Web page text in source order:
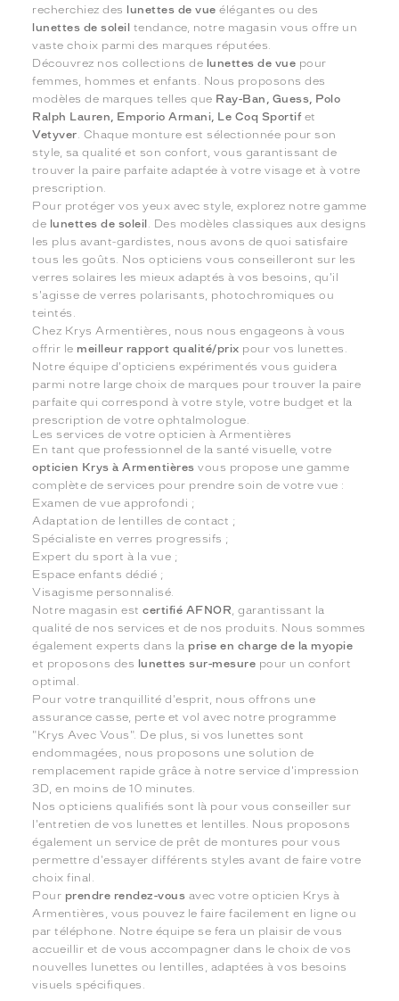
recherchiez des lunettes de vue élégantes ou des
lunettes de soleil tendance, notre magasin vous offre un
vaste choix parmi des marques réputées.
Découvrez nos collections de lunettes de vue pour
femmes, hommes et enfants. Nous proposons des
modèles de marques telles que Ray-Ban, Guess, Polo
Ralph Lauren, Emporio Armani, Le Coq Sportifet
Vetyver . Chaque monture est sélectionnée pour son
style, sa qualité et son confort, vous garantissant de
trouver la paire parfaite adaptée à votre visage et à votre
prescription.
Pour protéger vos yeux avec style, explorez notre gamme
de lunettes de soleil . Des modèles classiques aux designs
les plus avant-gardistes, nous avons de quoi satisfaire
tous les goûts. Nos opticiens vous conseilleront sur les
verres solaires les mieux adaptés à vos besoins, qu'il
s'agisse de verres polarisants, photochromiques ou
teintés.
Chez Krys Armentières, nous nous engageons à vous
offrir le meilleur rapport qualité/prix pour vos lunettes.
Notre équipe d'opticiens expérimentés vous guidera
parmi notre large choix de marques pour trouver la paire
parfaite qui correspond à votre style, votre budget et la
prescription de votre ophtalmologue.
Les services de votre opticien à Armentières
En tant que professionnel de la santé visuelle, votre
opticien Krys à Armentières vous propose une gamme
complète de services pour prendre soin de votre vue :
Examen de vue approfondi ;
Adaptation de lentilles de contact ;
Spécialiste en verres progressifs ;
Expert du sport à la vue ;
Espace enfants dédié ;
Visagisme personnalisé.
Notre magasin estcertifié AFNOR , garantissant la
qualité de nos services et de nos produits. Nous sommes
également experts dans la prise en charge de la myopie
et proposons des lunettes sur-mesure pour un confort
optimal.
Pour votre tranquillité d'esprit, nous offrons une
assurance casse, perte et vol avec notre programme
"Krys Avec Vous". De plus, si vos lunettes sont
endommagées, nous proposons une solution de
remplacement rapide grâce à notre service d'impression
3D, en moins de 10 minutes.
Nos opticiens qualifiés sont là pour vous conseiller sur
l'entretien de vos lunettes et lentilles. Nous proposons
également un service de prêt de montures pour vous
permettre d'essayer différents styles avant de faire votre
choix final.
Pour prendre rendez-vous avec votre opticien Krys à
Armentières, vous pouvez le faire facilement en ligne ou
par téléphone. Notre équipe se fera un plaisir de vous
accueillir et de vous accompagner dans le choix de vos
nouvelles lunettes ou lentilles, adaptées à vos besoins
visuels spécifiques.